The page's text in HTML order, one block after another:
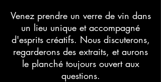
Venez prendre un verre de vin dans
un lieu unique et accompagné
d'esprits créatifs. Nous discuterons,
regarderons des extraits, et aurons
le planché toujours ouvert aux
questions.